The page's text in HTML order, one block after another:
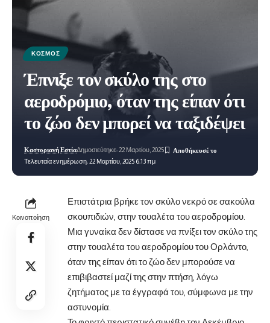
ΚΌΣΜΟΣ
Έπνιξε τον σκύλο της στο
αεροδρόμιο, όταν της είπαν ότι
το ζώο δεν μπορεί να ταξιδέψει
Τελευταία ενημέρωση: 22 Μαρτίου, 2025 6:13 πμ
Καστοριανή ΕστίαΔημοσιεύτηκε: 22 Μαρτίου, 2025
Κοινοποίηση
Επιστάτρια βρήκε τον σκύλο νεκρό σε σακούλα
σκουπιδιών, στην τουαλέτα του αεροδρομίου.
Μια γυναίκα δεν δίστασε να πνίξει τον σκύλοτης
στην τουαλέτα του αεροδρομίου του Ορλάντο,
όταν της είπαν ότι το ζώο δεν μπορούσε να
επιβιβαστεί μαζί της στην πτήση, λόγω
ζητήματος με τα έγγραφά του, σύμφωνα με την
αστυνομία.